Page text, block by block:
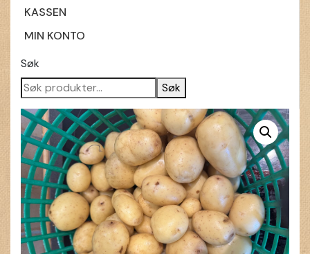
KASSEN
MIN KONTO
Søk
Søk